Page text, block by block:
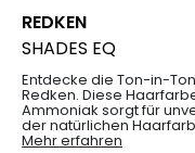
REDKEN
SHADES EQ
Entdecke die Ton-in-
Redken. Diese
Ammoniak sorgt für
der natürlichen
Mehr erfahren